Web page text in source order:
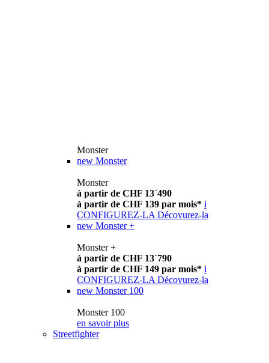
Monster
new Monster
Monster
à partir de CHF 13´490
à partir de CHF 139 par mois* i
CONFIGUREZ-LA Décovurez-la
new Monster +
Monster +
à partir de CHF 13´790
à partir de CHF 149 par mois* i
CONFIGUREZ-LA Décovurez-la
new Monster 100
Monster 100
en savoir plus
Streetfighter